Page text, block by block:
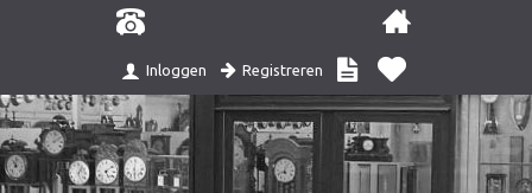
Inloggen Registreren